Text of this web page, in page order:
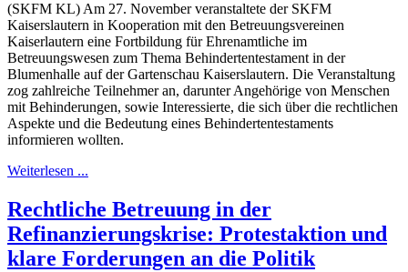
(SKFM KL) Am 27. November veranstaltete der SKFM
Kaiserslautern in Kooperation mit den Betreuungsvereinen
Kaiserlautern eine Fortbildung für Ehrenamtliche im
Betreuungswesen zum Thema Behindertentestament in der
Blumenhalle auf der Gartenschau Kaiserslautern. Die Veranstaltung
zog zahlreiche Teilnehmer an, darunter Angehörige von Menschen
mit Behinderungen, sowie Interessierte, die sich über die rechtlichen
Aspekte und die Bedeutung eines Behindertentestaments
informieren wollten.
Weiterlesen ...
Rechtliche Betreuung in der
Refinanzierungskrise: Protestaktion und
klare Forderungen an die Politik